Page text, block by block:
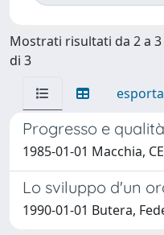
Mostrati risultati da 2 a 3
di 3
Progresso e qualità
1985-01-01 Macchia,
Lo sviluppo d'un
1990-01-01 Butera,